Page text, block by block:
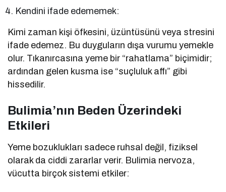
Kendini ifade edememek:
Kimi zaman kişi öfkesini, üzüntüsünü veya stresini
ifade edemez. Bu duyguların dışa vurumu yemekle
olur. Tıkanırcasına yeme bir “rahatlama” biçimidir;
ardından gelen kusma ise “suçluluk affı” gibi
hissedilir.
Bulimia’nın Beden Üzerindeki
Etkileri
Yeme bozuklukları sadece ruhsal değil, fiziksel
olarak da ciddi zararlar verir. Bulimia nervoza,
vücutta birçok sistemi etkiler: